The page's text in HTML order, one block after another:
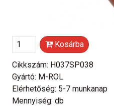
Kosárba
Cikkszám: H037SP038
Gyártó: M-ROL
Elérhetőség: 5-7 munkanap
Mennyiség: db